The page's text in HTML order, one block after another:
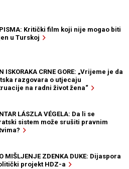
Kritički film koji nije mogao biti
u Turskoj
ISKORAKA CRNE GORE: „Vrijeme je da
razgovara o utjecaju
na radni život žena“
LÁSZLA VÉGELA: Da li se
sistem može srušiti pravnim
MIŠLJENJE ZDENKA DUKE: Dijaspora
projekt HDZ-a